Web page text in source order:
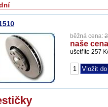
běžná cena:
naše
ušetříte 257